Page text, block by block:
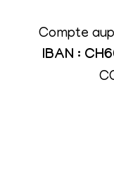
Compte
IBAN :